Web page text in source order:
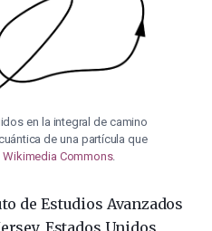
en la integral de camino
de una partícula que
Wikimedia Commons.
de Estudios Avanzados